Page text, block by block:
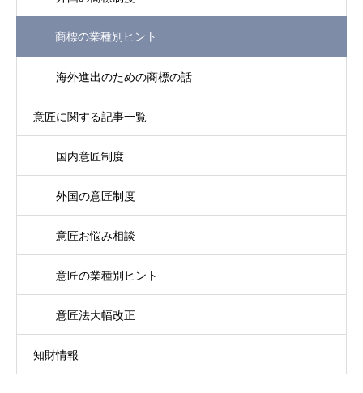
商標の業種別ヒント
海外進出のための商標の話
意匠に関する記事一覧
国内意匠制度
外国の意匠制度
意匠お悩み相談
意匠の業種別ヒント
意匠法大幅改正
知財情報